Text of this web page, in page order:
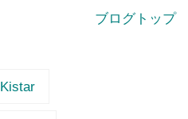
ブログトップ
Kistar